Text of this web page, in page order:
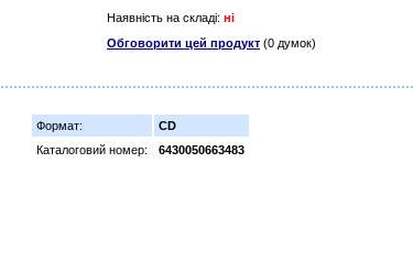
Наявність на складі: ні
Обговорити цей продукт (0 думок)
Формат:
CD
Каталоговий номер:
6430050663483